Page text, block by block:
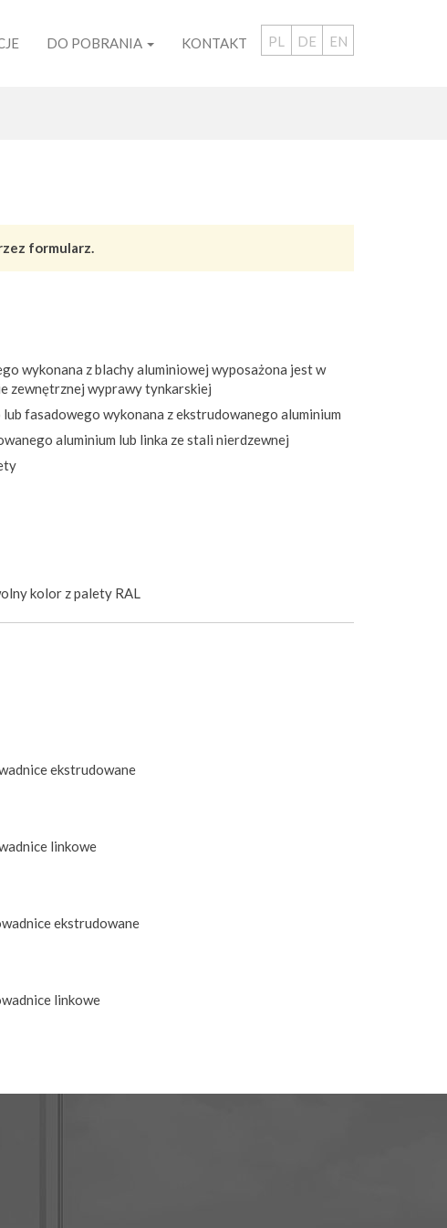
EN
DE
PL
DO POBRANIA KONTAKT
formularz.
wykonana z blachy aluminiowej wyposażona jest w
zewnętrznej wyprawy tynkarskiej
fasadowego wykonana z ekstrudowanego aluminium
aluminium lub linka ze stali nierdzewnej
kolor z palety RAL
ekstrudowane
linkowe
ekstrudowane
linkowe